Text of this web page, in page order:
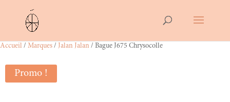
Accueil / Marques / Jalan Jalan / Bague J675 Chrysocolle
Promo !